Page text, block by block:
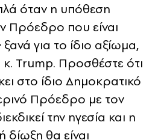
όταν η υπόθεση
που είναι
για το ίδιο αξίωμα,
Trump. Προσθέστε ότι
στο ίδιο Δημοκρατικό
Πρόεδρο με τον
την ηγεσία και η
δίωξη θα είναι